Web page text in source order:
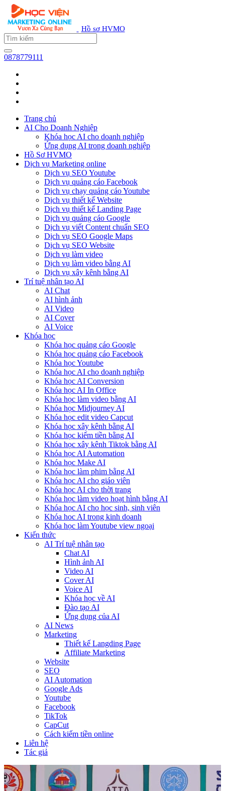
Hồ sơ HVMO
0878779111
Trang chủ
AI Cho Doanh Nghiệp
Khóa học AI cho doanh nghiệp
Ứng dụng AI trong doanh nghiệp
Hồ Sơ HVMO
Dịch vụ Marketing online
Dịch vụ SEO Youtube
Dịch vụ quảng cáo Facebook
Dịch vụ chạy quảng cáo Youtube
Dịch vụ thiết kế Website
Dịch vụ thiết kế Landing Page
Dịch vụ quảng cáo Google
Dịch vụ viết Content chuẩn SEO
Dịch vụ SEO Google Maps
Dịch vụ SEO Website
Dịch vụ làm video
Dịch vụ làm video bằng AI
Dịch vụ xây kênh bằng AI
Trí tuệ nhân tạo AI
AI Chat
AI hình ảnh
AI Video
AI Cover
AI Voice
Khóa học
Khóa học quảng cáo Google
Khóa học quảng cáo Facebook
Khóa học Youtube
Khóa học AI cho doanh nghiệp
Khóa học AI Conversion
Khóa học AI In Office
Khóa học làm video bằng AI
Khóa học Midjourney AI
Khóa học edit video Capcut
Khóa học xây kênh bằng AI
Khóa học kiếm tiền bằng AI
Khóa học xây kênh Tiktok bằng AI
Khóa học AI Automation
Khóa học Make AI
Khóa học làm phim bằng AI
Khóa học AI cho giáo viên
Khóa học AI cho thời trang
Khóa học làm video hoạt hình bằng AI
Khóa học AI cho học sinh, sinh viên
Khóa hoc AI trong kinh doanh
Khóa học làm Youtube view ngoại
Kiến thức
AI Trí tuệ nhân tạo
Chat AI
Hình ảnh AI
Video AI
Cover AI
Voice AI
Khóa học về AI
Đào tạo AI
Ứng dụng của AI
AI News
Marketing
Thiết kế Langding Page
Affiliate Marketing
Website
SEO
AI Automation
Google Ads
Youtube
Facebook
TikTok
CapCut
Cách kiếm tiền online
Liên hệ
Tác giả